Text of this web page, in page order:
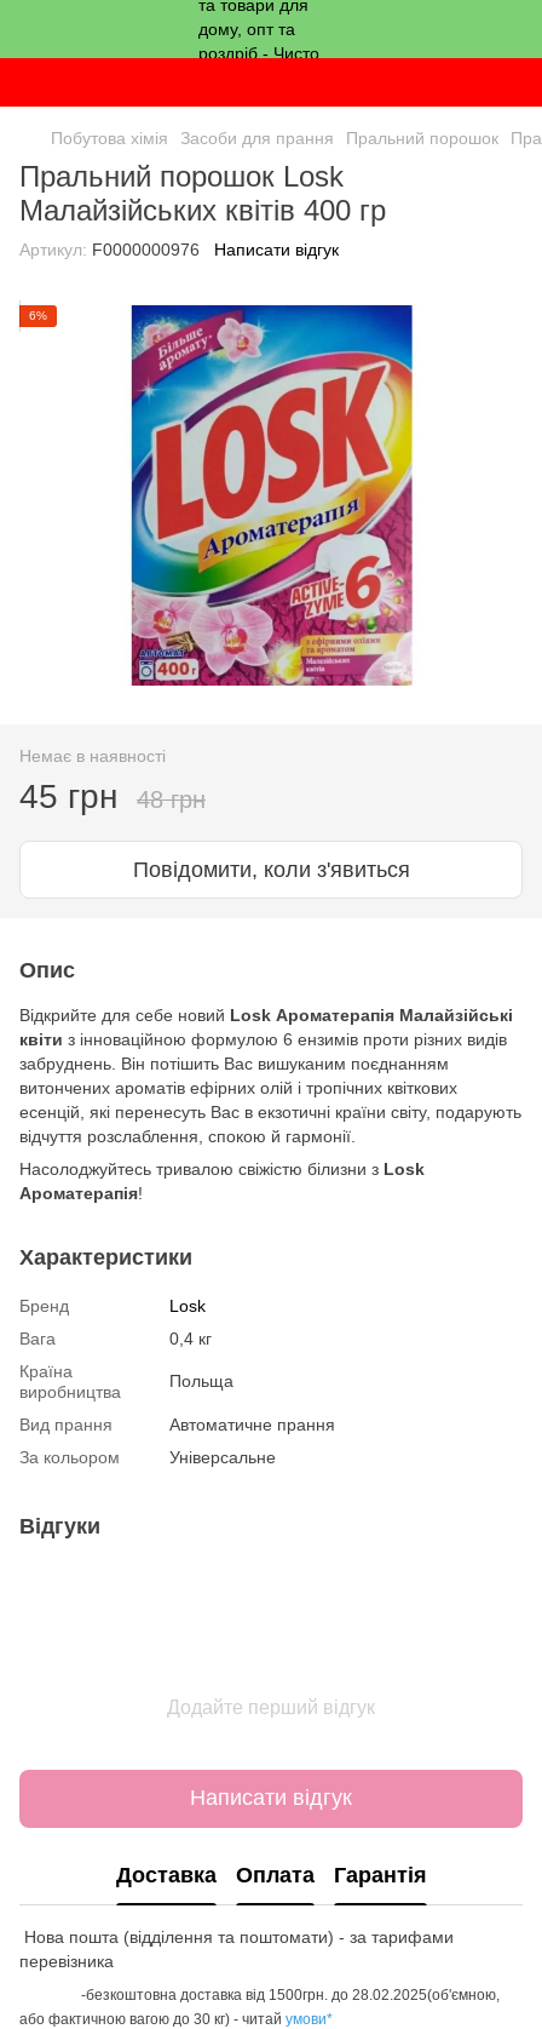
Побутова хімія Засоби для прання Пральний порошок
Пральний порошок Losk
Малайзійських квітів 400 гр
Артикул: F0000000976 Написати відгук
6%
Немає в наявності
45 грн 48 грн
Повідомити, коли з'явиться
Опис
Відкрийте для себе новий Losk Ароматерапія Малайзійські
квіти з інноваційною формулою 6 ензимів проти різних видів
забруднень. Він потішить Вас вишуканим поєднанням
витончених ароматів ефірних олій і тропічних квіткових
есенцій, які перенесуть Вас в екзотичні країни світу, подарують
відчуття розслаблення, спокою й гармонії.
Насолоджуйтесь тривалою свіжістю білизни з Losk
Ароматерапія!
Характеристики
Бренд
Losk
Вага
0,4 кг
Країна
виробництва
Польща
Вид прання
Автоматичне прання
За кольором
Універсальне
Відгуки
Додайте перший відгук
Написати відгук
Доставка Оплата Гарантія
Нова пошта (відділення та поштомати) - за тарифами
перевізника
-безкоштовна доставка від 1500грн. до 28.02.2025(об'ємною,
або фактичною вагою до 30 кг) - читай умови*